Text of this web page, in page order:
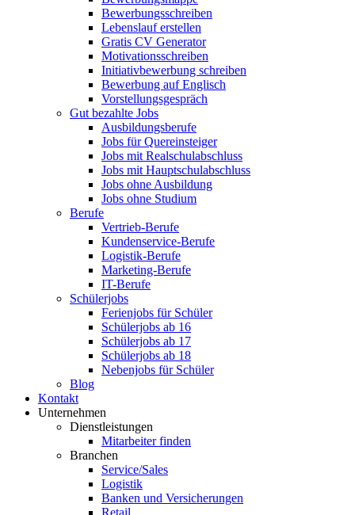
Bewerbungsschreiben
Lebenslauf erstellen
Gratis CV Generator
Motivationsschreiben
Initiativbewerbung schreiben
Bewerbung auf Englisch
Vorstellungsgespräch
Gut bezahlte Jobs
Ausbildungsberufe
Jobs für Quereinsteiger
Jobs mit Realschulabschluss
Jobs mit Hauptschulabschluss
Jobs ohne Ausbildung
Jobs ohne Studium
Berufe
Vertrieb-Berufe
Kundenservice-Berufe
Logistik-Berufe
Marketing-Berufe
IT-Berufe
Schülerjobs
Ferienjobs für Schüler
Schülerjobs ab 16
Schülerjobs ab 17
Schülerjobs ab 18
Nebenjobs für Schüler
Blog
Kontakt
Unternehmen
Dienstleistungen
Mitarbeiter finden
Branchen
Service/Sales
Logistik
Banken und Versicherungen
Retail